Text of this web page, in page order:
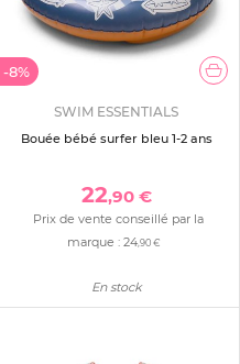
-8%
SWIM ESSENTIALS
Bouée bébé surfer bleu 1-2 ans
22,90 €
Prix de vente conseillé par la
marque :24 ,90 €
En stock